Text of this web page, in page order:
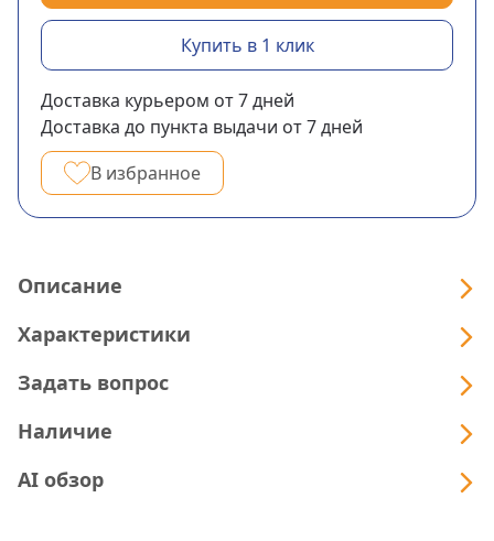
Купить в 1 клик
Доставка курьером от 7дней
Доставка до пункта выдачи от 7дней
В избранное
Описание
Характеристики
Задать вопрос
Наличие
AI обзор